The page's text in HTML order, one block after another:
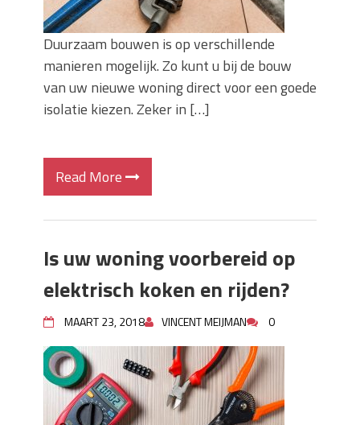
Duurzaam bouwen is op verschillende
manieren mogelijk. Zo kunt u bij de bouw
van uw nieuwe woning direct voor een goede
isolatie kiezen. Zeker in […]
Read More
Is uw woning voorbereid op
elektrisch koken en rijden?
MAART 23, 2018 VINCENT MEIJMAN 0